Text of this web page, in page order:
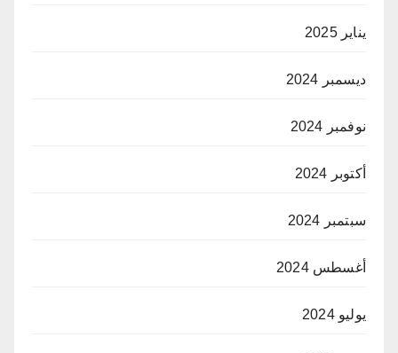
يناير 2025
ديسمبر 2024
نوفمبر 2024
أكتوبر 2024
سبتمبر 2024
أغسطس 2024
يوليو 2024